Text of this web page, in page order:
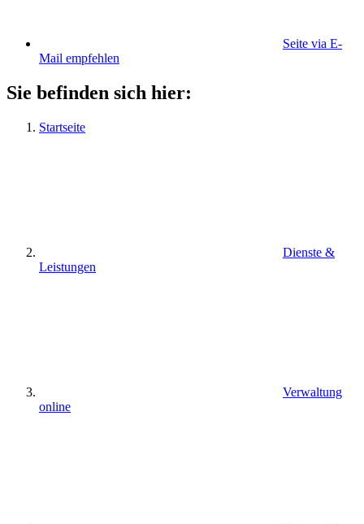
Seite via E-
Mail empfehlen
Sie befinden sich hier:
Startseite
Dienste &
Leistungen
Verwaltung
online